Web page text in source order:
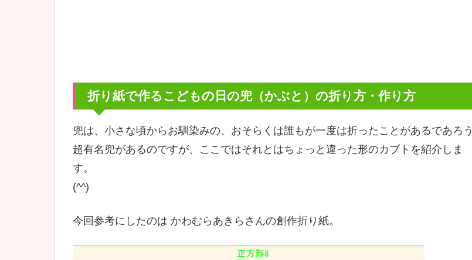
折り紙で作るこどもの日の兜（かぶと）の折り方・作り方
兜は、小さな頃からお馴染みの、おそらくは誰もが一度は折ったことがあるであろう
超有名兜があるのですが、ここではそれとはちょっと違った形のカブトを紹介しま
す。
(^^)
今回参考にしたのは かわむらあきらさんの創作折り紙。